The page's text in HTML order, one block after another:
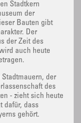
Stadtkern
der
Bauten gibt
Der
der Zeit des
auch heute
der
des
- zieht sich heute
dafür, dass
gehört.